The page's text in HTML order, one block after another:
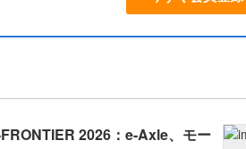
2026：e-Axle、モー